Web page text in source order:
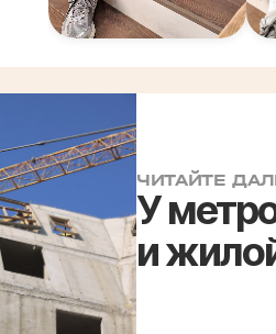
ЧИТАЙТЕ
У
и